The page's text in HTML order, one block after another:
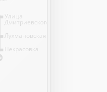
Улица
Дмитриевского
Лухмановская
Некрасовка